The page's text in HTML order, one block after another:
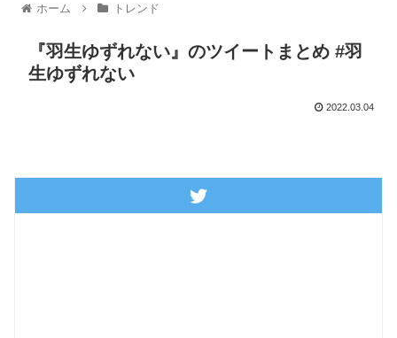
ホーム トレンド
『羽生ゆずれない』のツイートまとめ #羽
生ゆずれない
2022.03.04